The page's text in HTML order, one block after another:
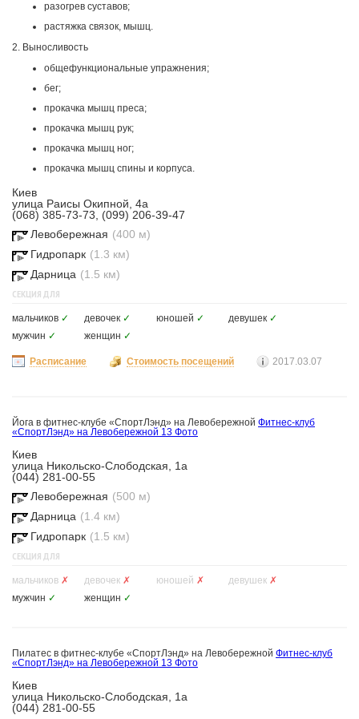
разогрев суставов;
растяжка связок, мышц.
2. Выносливость
общефункциональные упражнения;
бег;
прокачка мышц преса;
прокачка мышц рук;
прокачка мышц ног;
прокачка мышц спины и корпуса.
Киев
улица Раисы Окипной, 4а
(068) 385-73-73, (099) 206-39-47
Левобережная (400 м)
Гидропарк (1.3 км)
Дарница (1.5 км)
СЕКЦИЯ ДЛЯ
мальчиков ✓ девочек ✓ юношей ✓ девушек ✓
мужчин ✓ женщин ✓
Расписание Стоимость посещений 2017.03.07
Йога в фитнес-клубе «СпортЛэнд» на Левобережной Фитнес-клуб
«СпортЛэнд» на Левобережной 13 Фото
Киев
улица Никольско-Слободская, 1а
(044) 281-00-55
Левобережная (500 м)
Дарница (1.4 км)
Гидропарк (1.5 км)
СЕКЦИЯ ДЛЯ
мальчиков ✗ девочек ✗ юношей ✗ девушек ✗
мужчин ✓ женщин ✓
Пилатес в фитнес-клубе «СпортЛэнд» на Левобережной Фитнес-клуб
«СпортЛэнд» на Левобережной 13 Фото
Киев
улица Никольско-Слободская, 1а
(044) 281-00-55